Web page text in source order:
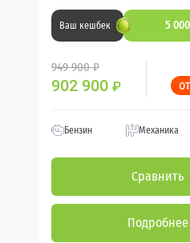
Ваш кешбек 5
949 900 ₽
902 900 ₽
Бензин Механика
Сравнить
Подробнее